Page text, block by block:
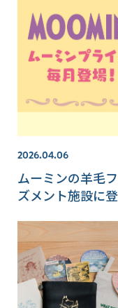
2026.04.06
ムーミンの羊毛
ズメント施設に登